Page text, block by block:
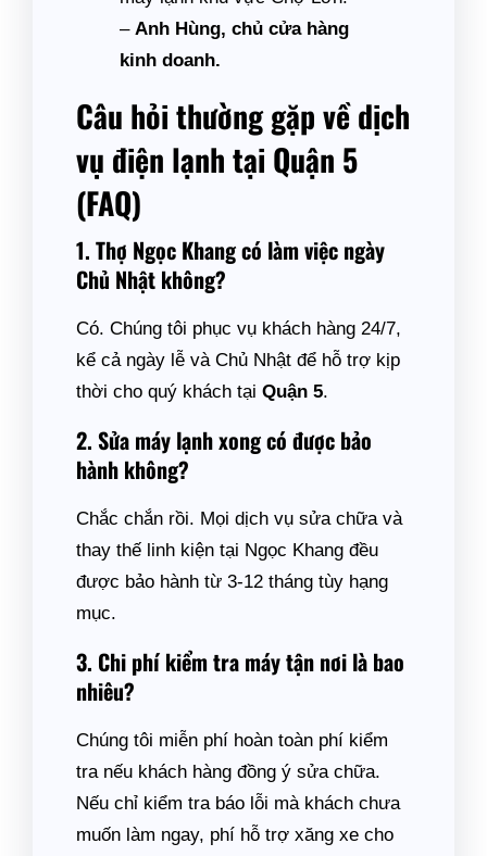
– Anh Hùng, chủ cửa hàng
kinh doanh.
Câu hỏi thường gặp về dịch
vụ điện lạnh tại Quận 5
(FAQ)
1. Thợ Ngọc Khang có làm việc ngày
Chủ Nhật không?
Có. Chúng tôi phục vụ khách hàng 24/7,
kể cả ngày lễ và Chủ Nhật để hỗ trợ kịp
thời cho quý khách tại Quận 5.
2. Sửa máy lạnh xong có được bảo
hành không?
Chắc chắn rồi. Mọi dịch vụ sửa chữa và
thay thế linh kiện tại Ngọc Khang đều
được bảo hành từ 3-12 tháng tùy hạng
mục.
3. Chi phí kiểm tra máy tận nơi là bao
nhiêu?
Chúng tôi miễn phí hoàn toàn phí kiểm
tra nếu khách hàng đồng ý sửa chữa.
Nếu chỉ kiểm tra báo lỗi mà khách chưa
muốn làm ngay, phí hỗ trợ xăng xe cho